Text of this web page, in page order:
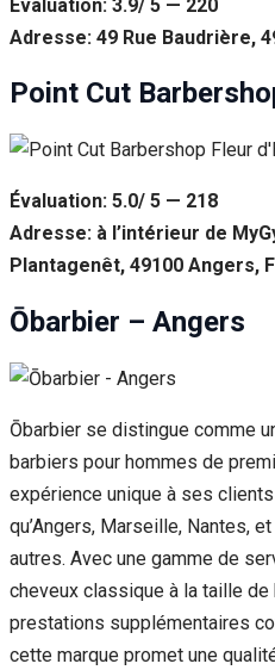
Évaluation: 3.9/ 5 — 220
Adresse: 49 Rue Baudrière,
Point Cut
Évaluation: 5.0/ 5 — 218
Adresse: à l’intérieur de
Plantagenêt, 49100 Angers,
Ōbarbier – Angers
Ōbarbier se distingue comme
barbiers pour hommes de
expérience unique à ses
qu’Angers, Marseille, Nantes,
autres. Avec une gamme de
cheveux classique à la taille
prestations supplémentaires
cette marque promet une